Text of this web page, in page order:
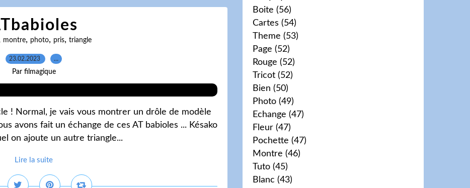
montre, photo, pris, triangle
23.02.2023 …
Par filmagique
! Normal, je vais vous montrer un drôle de modèle
avons fait un échange de ces AT babioles ... Késako
on ajoute un autre triangle...
Lire la suite
Boite (56)
Cartes (54)
Theme (53)
Page (52)
Rouge (52)
Tricot (52)
Bien (50)
Photo (49)
Echange (47)
Fleur (47)
Pochette (47)
Montre (46)
Tuto (45)
Blanc (43)